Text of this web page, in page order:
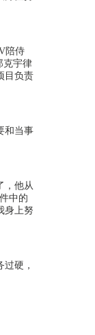
陪侍
克宇律
目负责
和当事
，他从
中的
身上努
硬，